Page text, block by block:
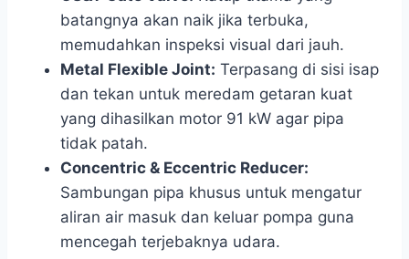
batangnya akan naik jika terbuka,
memudahkan inspeksi visual dari jauh.
Metal Flexible Joint: Terpasang di sisi isap
dan tekan untuk meredam getaran kuat
yang dihasilkan motor 91 kW agar pipa
tidak patah.
Concentric & Eccentric Reducer:
Sambungan pipa khusus untuk mengatur
aliran air masuk dan keluar pompa guna
mencegah terjebaknya udara.